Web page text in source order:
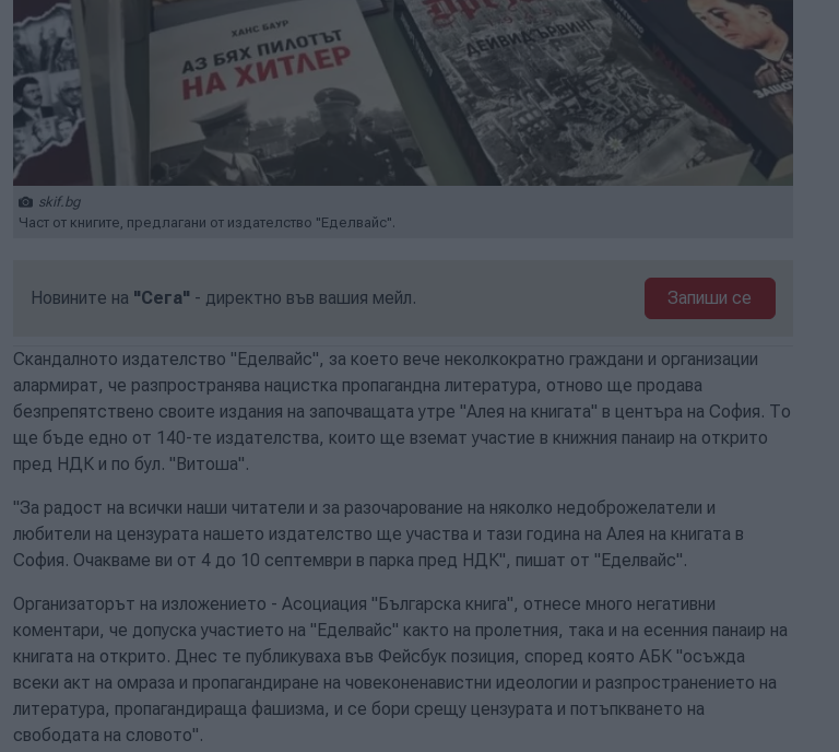
skif.bg
Част от книгите, предлагани от издателство "Еделвайс".
Новините на "Сега" - директно във вашия мейл. Запиши се
Скандалното издателство "Еделвайс", за което вече неколкократно граждани и организации
алармират, че разпространява нацистка пропагандна литература, отново ще продава
безпрепятствено своите издания на започващата утре "Алея на книгата" в центъра на София. То
ще бъде едно от 140-те издателства, които ще вземат участие в книжния панаир на открито
пред НДК и по бул. "Витоша".
"За радост на всички наши читатели и за разочарование на няколко недоброжелатели и
любители на цензурата нашето издателство ще участва и тази година на Алея на книгата в
София. Очакваме ви от 4 до 10 септември в парка пред НДК", пишат от "Еделвайс".
Организаторът на изложението - Асоциация "Българска книга", отнесе много негативни
коментари, че допуска участието на "Еделвайс" както на пролетния, така и на есенния панаир на
книгата на открито. Днес те публикуваха във Фейсбук позиция, според която АБК "осъжда
всеки акт на омраза и пропагандиране на човеконенавистни идеологии и разпространението на
литература, пропагандираща фашизма, и се бори срещу цензурата и потъпкването на
свободата на словото".